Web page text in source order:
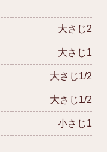
大さじ2
大さじ1
大さじ1/2
大さじ1/2
小さじ1